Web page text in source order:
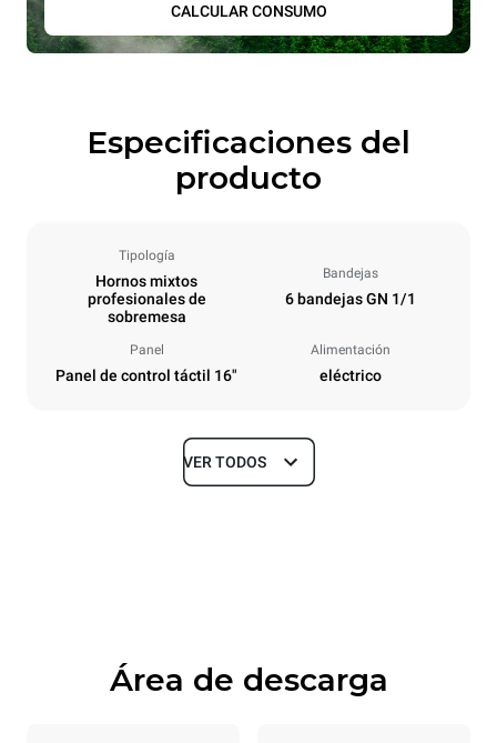
CALCULAR CONSUMO
Especificaciones del
producto
Tipología
Hornos mixtos
profesionales de
sobremesa
Bandejas
6 bandejas GN 1/1
Panel
Panel de control táctil 16"
Alimentación
eléctrico
Tamaños
Especificaciones de la bandeja
VER TODOS
Área de descarga